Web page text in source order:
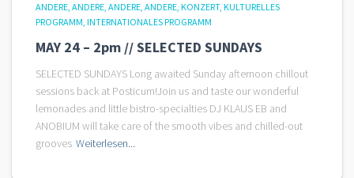
ANDERE ANDERE ANDERE ANDERE KONZERT KULTURELLES
PROGRAMM INTERNATIONALES PROGRAMM
MAY 24 – 2pm // SELECTED SUNDAYS
SELECTED SUNDAYS Long awaited Sunday afternoon chillout
sessions back at Posticum!Join us and taste our wonderful
lemonades and little bistro-specialties DJ KLAUS EB and
ANOBIUM will take care of the smooth vibes and chilled-out
grooves Weiterlesen...